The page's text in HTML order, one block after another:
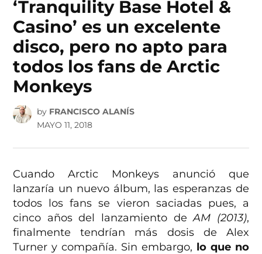
‘Tranquility Base Hotel &
Casino’ es un excelente
disco, pero no apto para
todos los fans de Arctic
Monkeys
by FRANCISCO ALANÍS
MAYO 11, 2018
Cuando Arctic Monkeys anunció que
lanzaría un nuevo álbum, las esperanzas de
todos los fans se vieron saciadas pues, a
cinco años del lanzamiento deAM (2013),
finalmente tendrían más dosis de Alex
Turner y compañía. Sin embargo, lo que no